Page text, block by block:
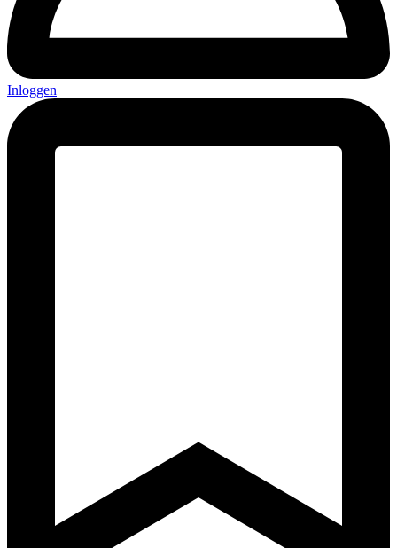
Inloggen